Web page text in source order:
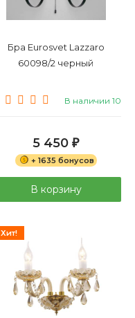
Бра Eurosvet Lazzaro
60098/2 черный
В наличии 10
5 450 ₽
+ 1635 бонусов
В корзину
Хит!